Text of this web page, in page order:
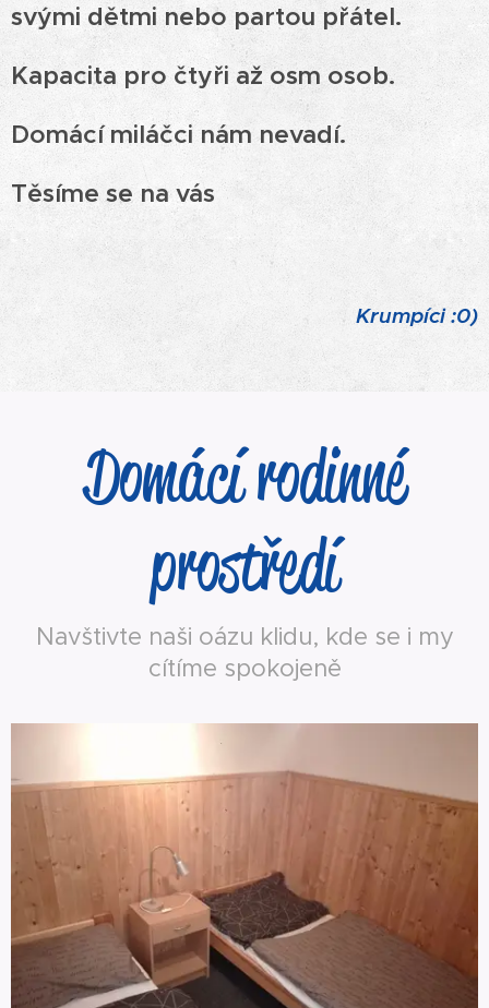
svými dětmi nebo partou přátel.
Kapacita pro čtyři až osm osob.
Domácí miláčci nám nevadí.
Těsíme se na vás
Krumpíci :0)
Domácí rodinné
prostředí
Navštivte naši oázu klidu, kde se i my
cítíme spokojeně